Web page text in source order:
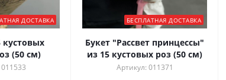
ДОСТАВКА
кустовых
(50 см)
БЕСПЛАТНАЯ ДОСТАВКА
Букет "Рассвет принцессы"
из 15 кустовых роз (50 см)
Артикул: 011371